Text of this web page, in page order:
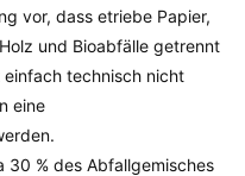
vor, dass etriebe Papier,
und Bioabfälle getrennt
einfach technisch nicht
eine
30 % des Abfallgemisches